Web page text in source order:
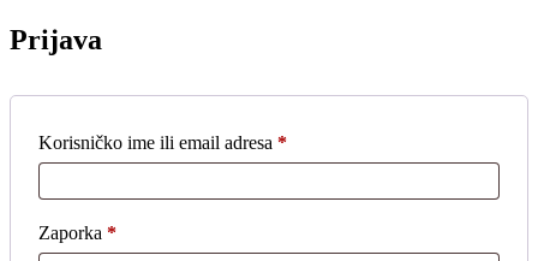
Prijava
Korisničko ime ili email adresa *
Zaporka *